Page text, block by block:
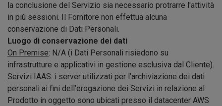
la conclusione del Servizio sia necessario protrarre l'attività
in più sessioni. Il Fornitore non effettua alcuna
conservazione di Dati Personali.
Luogo di conservazione dei dati
On Premise: N/A (i Dati Personali risiedono su
infrastrutture e applicativi in gestione esclusiva dal Cliente).
Servizi IAAS: i server utilizzati per l’archiviazione dei dati
personali ai fini dell’erogazione dei Servizi in relazione al
Prodotto in oggetto sono ubicati presso il datacenter AWS